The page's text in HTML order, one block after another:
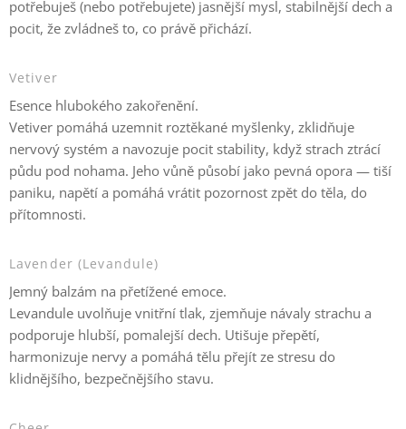
potřebuješ (nebo potřebujete) jasnější mysl, stabilnější dech a
pocit, že zvládneš to, co právě přichází.
Vetiver
Esence hlubokého zakořenění.
Vetiver pomáhá uzemnit roztěkané myšlenky, zklidňuje
nervový systém a navozuje pocit stability, když strach ztrácí
půdu pod nohama. Jeho vůně působí jako pevná opora — tiší
paniku, napětí a pomáhá vrátit pozornost zpět do těla, do
přítomnosti.
Lavender (Levandule)
Jemný balzám na přetížené emoce.
Levandule uvolňuje vnitřní tlak, zjemňuje návaly strachu a
podporuje hlubší, pomalejší dech. Utišuje přepětí,
harmonizuje nervy a pomáhá tělu přejít ze stresu do
klidnějšího, bezpečnějšího stavu.